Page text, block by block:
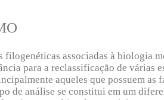
filogenéticas associadas à biologia
para a reclassificação de várias
aqueles que possuem as
de análise se constitui em um